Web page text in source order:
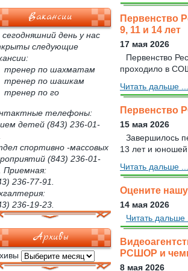
Вакансии
день у нас
следующие
тренер по шахматам
тренер по шашкам
тренер по го
телефоны:
детей (843) 236-01-
спортивно -массовых
(843) 236-01-
Приемная:
236-77-91.
236-19-23.
Архивы
Первенство
9, 11 и 14 лет
17 мая 2026
Первенство
проходило в
Читать дальше ...
Первенство
15 мая 2026
Завершилось
13 лет и юношей
Читать дальше ...
Оцените
14 мая 2026
Читать дальше
РСШОР и
8 мая 2026